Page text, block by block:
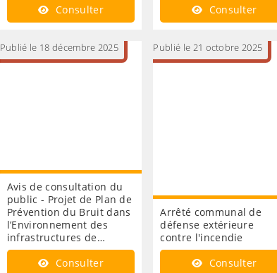
Consulter
Consulter
Publié le 18 décembre 2025
Avis de consultation du
public - Projet de Plan de
Prévention du Bruit dans
l’Environnement des
infrastructures de…
Consulter
Publié le 21 octobre 2025
Arrêté communal de
défense extérieure
contre l'incendie
Consulter